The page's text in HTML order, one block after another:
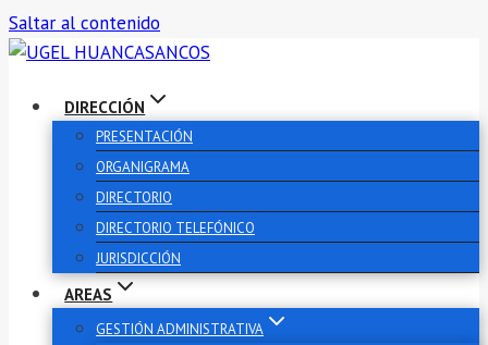
Saltar al contenido
DIRECCIÓN
PRESENTACIÓN
ORGANIGRAMA
DIRECTORIO
DIRECTORIO TELEFÓNICO
JURISDICCIÓN
AREAS
GESTIÓN ADMINISTRATIVA